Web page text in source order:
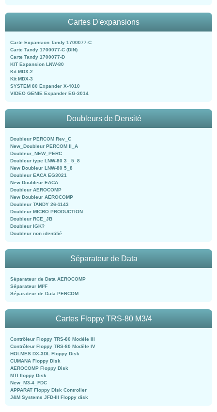
Cartes D'expansions
Carte Expansion Tandy 1700077-C
Carte Tandy 1700077-C (DIN)
Carte Tandy 1700077-D
KIT Expansion LNW-80
Kit MDX-2
Kit MDX-3
SYSTEM 80 Expander X-4010
VIDEO GENIE Expander EG-3014
Doubleurs de Densité
Doubleur PERCOM Rev_C
New_Doubleur PERCOM II_A
Doubleur_NEW_PERC
Doubleur type LNW-80 3_ 5_8
New Doubleur LNW-80 5_8
Doubleur EACA EG3021
New Doubleur EACA
Doubleur AEROCOMP
New Doubleur AEROCOMP
Doubleur TANDY 26-1143
Doubleur MICRO PRODUCTION
Doubleur RCE_JB
Doubleur IGK?
Doubleur non identifié
Séparateur de Data
Séparateur de Data AEROCOMP
Séparateur MI²F
Séparateur de Data PERCOM
Cartes Floppy TRS-80 M3/4
Contrôleur Floppy TRS-80 Modèle III
Contrôleur Floppy TRS-80 Modèle IV
HOLMES DX-3DL Floppy Disk
CUMANA Floppy Disk
AEROCOMP Floppy Disk
MTI floppy Disk
New_M3-4_FDC
APPARAT Floppy Disk Controller
J&M Systems JFD-III Floppy disk